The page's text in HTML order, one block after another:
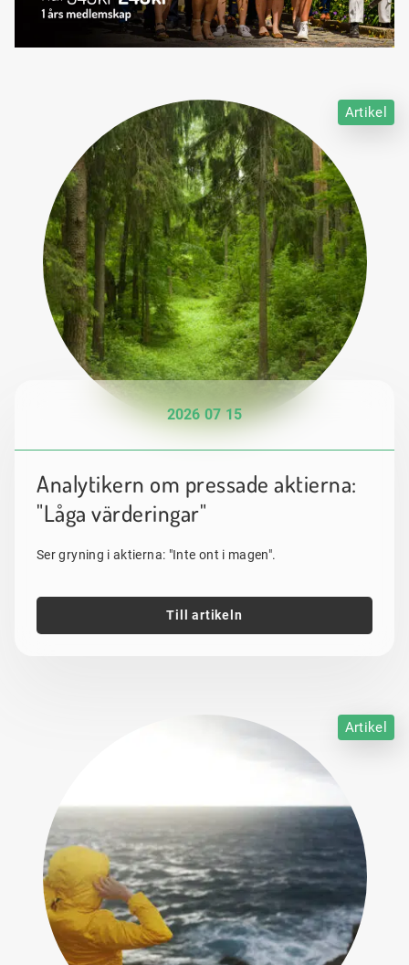
Artikel
2026 07 15
Analytikern om pressade aktierna:
"Låga värderingar"
Ser gryning i aktierna: "Inte ont i magen".
Till artikeln
Artikel